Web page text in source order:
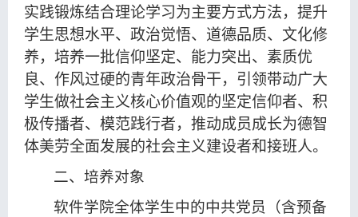
实践锻炼结合理论学习为主要方式方法， 提升
学生思想水平、政治觉悟、道德品质、文化修
养，培养一批信仰坚定、能力突出、素质优
良、作风过硬的青年政治骨干，引领带动广大
学生做社会主义核心价值观的坚定信仰者、积
极传播者、模范践行者，推动成员成长为德智
体美劳全面发展的社会主义建设者和接班人。
二、培养对象
软件学院全体学生中的中共党员（含预备